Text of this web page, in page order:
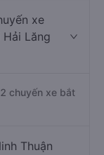
xe
Lăng
chuyến xe bắt
Thuận